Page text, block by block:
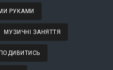
РУКАМИ
МУЗИЧНІ ЗАНЯТТЯ